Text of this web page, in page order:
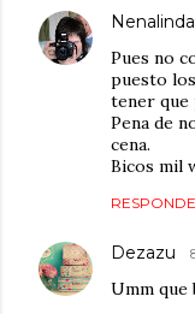
Nenalinda
Pues no
puesto
tener que
Pena de
cena.
Bicos mil
Dezazu
Umm que